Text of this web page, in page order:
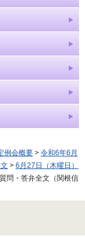
例会概要 > 令和6年6月
> 6月27日（木曜日）
問・答弁全文（関根信